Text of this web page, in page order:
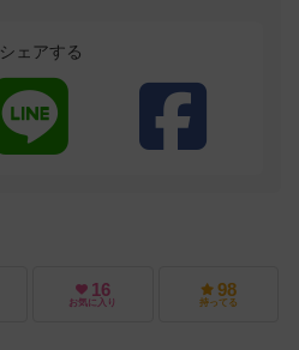
シェアする
16
お気に入り
98
持ってる